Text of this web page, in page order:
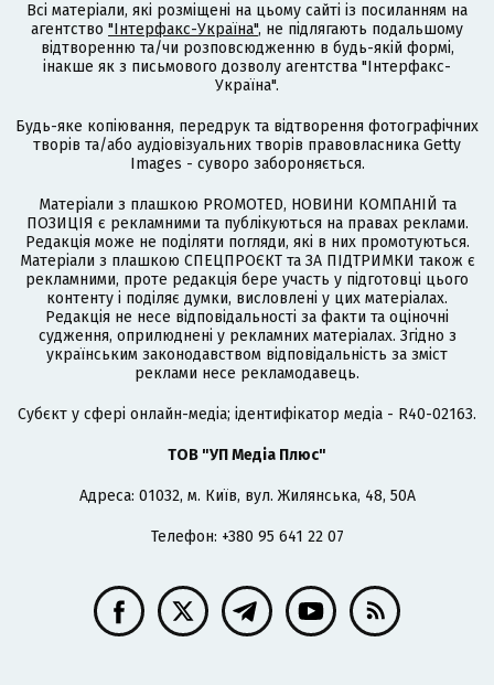
Всі матеріали, які розміщені на цьому сайті із посиланням на
агентство "Інтерфакс-Україна", не підлягають подальшому
відтворенню та/чи розповсюдженню в будь-якій формі,
інакше як з письмового дозволу агентства "Інтерфакс-
Україна".
Будь-яке копіювання, передрук та відтворення фотографічних
творів та/або аудіовізуальних творів правовласника Getty
Images - суворо забороняється.
Матеріали з плашкою PROMOTED, НОВИНИ КОМПАНІЙ та
ПОЗИЦІЯ є рекламними та публікуються на правах реклами.
Редакція може не поділяти погляди, які в них промотуються.
Матеріали з плашкою СПЕЦПРОЄКТ та ЗА ПІДТРИМКИ також є
рекламними, проте редакція бере участь у підготовці цього
контенту і поділяє думки, висловлені у цих матеріалах.
Редакція не несе відповідальності за факти та оціночні
судження, оприлюднені у рекламних матеріалах. Згідно з
українським законодавством відповідальність за зміст
реклами несе рекламодавець.
Cубєкт у сфері онлайн-медіа; ідентифікатор медіа - R40-02163.
ТОВ "УП Медіа Плюс"
Адреса: 01032, м. Київ, вул. Жилянська, 48, 50А
Телефон: +380 95 641 22 07